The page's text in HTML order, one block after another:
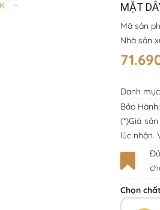
MẶT
Mã sản
Nhà sản
Danh
Bảo Hành:
(*)Giá
lúc nhận.
Chọn